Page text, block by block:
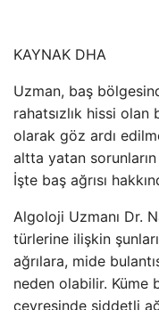
KAYNAK DHA
Uzman, baş
rahatsızlık hissi olan
olarak göz ardı
altta yatan
İşte baş ağrısı
Algoloji Uzmanı Dr.
türlerine ilişkin
ağrılara, mide
neden olabilir. Küme
çevresinde şiddetli